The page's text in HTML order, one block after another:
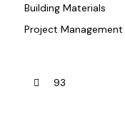
Building Materials
Project Management
93